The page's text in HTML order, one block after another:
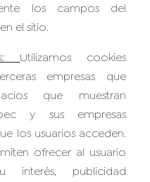
los campos del
el sitio.
Utilizamos cookies
empresas que
que muestran
y sus empresas
los usuarios acceden.
ofrecer al usuario
interés, publicidad